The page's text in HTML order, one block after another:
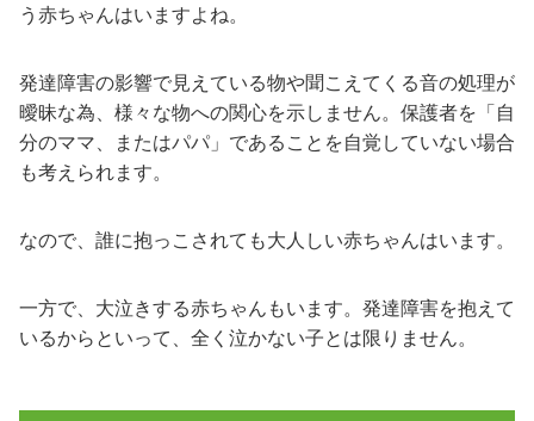
う赤ちゃんはいますよね。
発達障害の影響で見えている物や聞こえてくる音の処理が
曖昧な為、様々な物への関心を示しません。保護者を「自
分のママ、またはパパ」であることを自覚していない場合
も考えられます。
なので、誰に抱っこされても大人しい赤ちゃんはいます。
一方で、大泣きする赤ちゃんもいます。発達障害を抱えて
いるからといって、全く泣かない子とは限りません。